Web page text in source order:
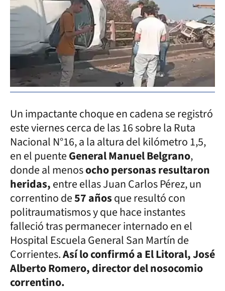
Un impactante choque en cadena se registró
este viernes cerca de las 16 sobre la Ruta
Nacional N°16, a la altura del kilómetro 1,5,
en el puenteGeneral Manuel Belgrano,
donde al menosocho personas resultaron
heridas,entre ellas Juan Carlos Pérez, un
correntino de57 añosque resultó con
politraumatismos y que hace instantes
falleció tras permanecer internado en el
Hospital Escuela General San Martín de
Corrientes.Así lo confirmó a El Litoral,José
Alberto Romero, director del nosocomio
correntino.